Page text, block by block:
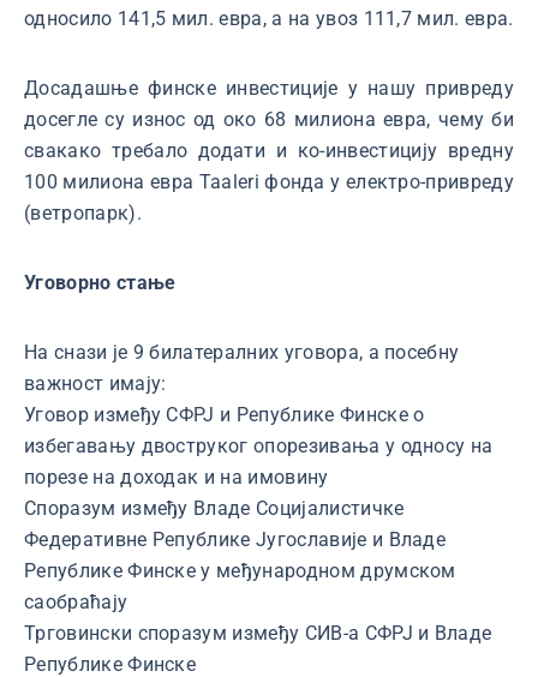
односило 141,5 мил. евра, а на увоз 111,7 мил. евра.
Досадашње финске инвестиције у нашу привреду
досегле су износ од око 68 милиона евра, чему би
свакако требало додати и ко-инвестицију вредну
100 милиона евра Taaleri фонда у електро-привреду
(ветропарк).
Уговорно стање
На снази је 9 билатералних уговора, а посебну
важност имају:
Уговор између СФРЈ и Републике Финске о
избегавању двоструког опорезивања у односу на
порезе на доходак и на имовину
Споразум између Владе Социјалистичке
Федеративне Републике Југославије и Владе
Републике Финске у међународном друмском
саобраћају
Трговински споразум између СИВ-а СФРЈ и Владе
Републике Финске